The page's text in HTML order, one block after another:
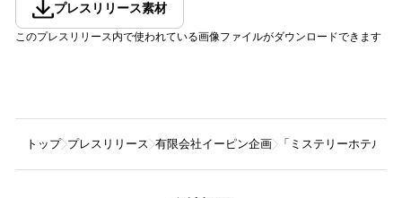
プレスリリース素材
このプレスリリース内で使われている画像ファイルがダウンロードできます
トップ プレスリリース 有限会社イーピン企画 「ミステリーホテル®️